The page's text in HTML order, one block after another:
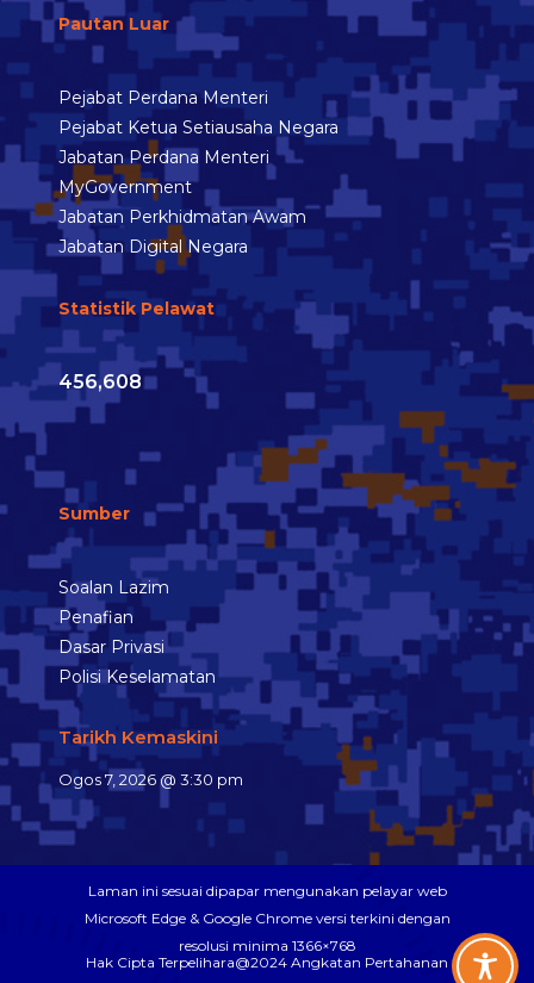
Pautan Luar
Pejabat Perdana Menteri
Pejabat Ketua Setiausaha Negara
Jabatan Perdana Menteri
MyGovernment
Jabatan Perkhidmatan Awam
Jabatan Digital Negara
Statistik Pelawat
456,608
Sumber
Soalan Lazim
Penafian
Dasar Privasi
Polisi Keselamatan
Tarikh Kemaskini
Ogos 7, 2026 @ 3:30 pm
Laman ini sesuai dipapar mengunakan pelayar web
Microsoft Edge & Google Chrome versi terkini dengan
resolusi minima 1366×768
Hak Cipta Terpelihara@2024 Angkatan Pertahanan